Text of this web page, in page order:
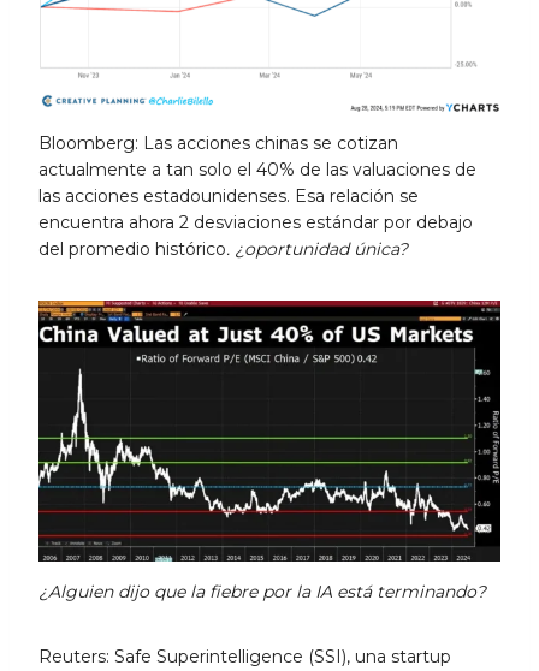
Bloomberg: Las acciones chinas se cotizan
actualmente a tan solo el 40% de las valuaciones de
las acciones estadounidenses. Esa relación se
encuentra ahora 2 desviaciones estándar por debajo
del promedio histórico. ¿oportunidad única?
¿Alguien dijo que la fiebre por la IA está terminando?
Reuters: Safe Superintelligence (SSI), una startup